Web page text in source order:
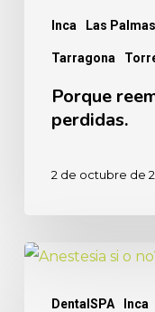
Inca Las Palmas
Tarragona
Porque
perdidas.
2 de octubre de
DentalSPA Inca
Anestesia